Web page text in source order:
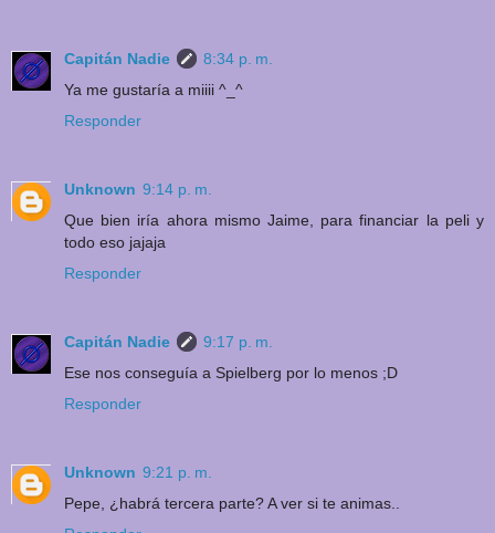
Capitán Nadie
8:34 p. m.
Ya me gustaría a miiii ^_^
Responder
Unknown 9:14 p. m.
Que bien iría ahora mismo Jaime, para financiar la peli y
todo eso jajaja
Responder
Capitán Nadie
9:17 p. m.
Ese nos conseguía a Spielberg por lo menos ;D
Responder
Unknown 9:21 p. m.
Pepe, ¿habrá tercera parte? A ver si te animas..